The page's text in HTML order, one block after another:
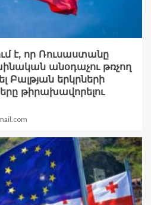
է, որ Ռուսաստանը
անօդաչու թռչող
Բալթյան երկրների
թիրախավորելու